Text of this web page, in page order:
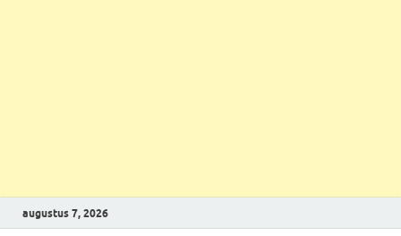
augustus 7, 2026